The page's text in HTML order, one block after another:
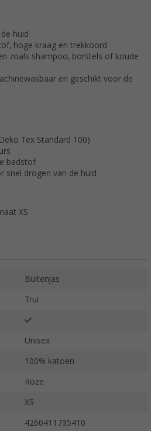
huid
hoge kraag en trekkoord
zoals shampoo, borstels of koude
en geschikt voor de
Tex Standard 100)
badstof
snel drogen van de huid
XS
Buitenjas
Trui
Unisex
100% katoen
Roze
XS
4260411735410